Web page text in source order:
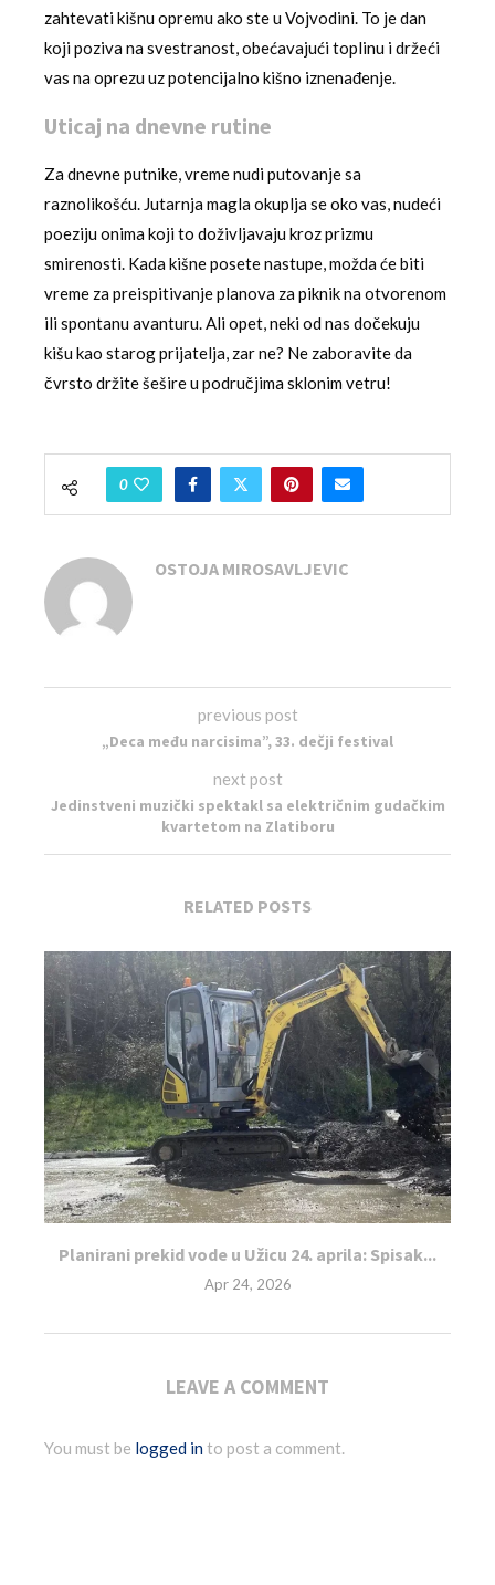
zahtevati kišnu opremu ako ste u Vojvodini. To je dan
koji poziva na svestranost, obećavajući toplinu i držeći
vas na oprezu uz potencijalno kišno iznenađenje.
Uticaj na dnevne rutine
Za dnevne putnike, vreme nudi putovanje sa
raznolikošću. Jutarnja magla okuplja se oko vas, nudeći
poeziju onima koji to doživljavaju kroz prizmu
smirenosti. Kada kišne posete nastupe, možda će biti
vreme za preispitivanje planova za piknik na otvorenom
ili spontanu avanturu. Ali opet, neki od nas dočekuju
kišu kao starog prijatelja, zar ne? Ne zaboravite da
čvrsto držite šešire u područjima sklonim vetru!
0
OSTOJA MIROSAVLJEVIC
previous post
„Deca među narcisima”, 33. dečji festival
next post
Jedinstveni muzički spektakl sa električnim gudačkim
kvartetom na Zlatiboru
RELATED POSTS
Planirani prekid vode u Užicu 24. aprila: Spisak...
Apr 24, 2026
LEAVE A COMMENT
You must be logged into post a comment.